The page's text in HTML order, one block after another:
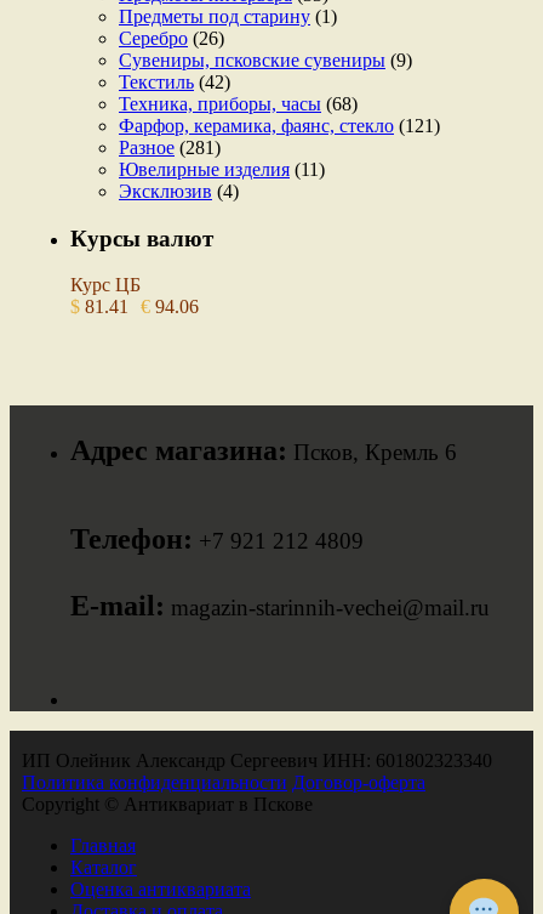
Предметы под старину (1)
Серебро (26)
Сувениры, псковские сувениры (9)
Текстиль (42)
Техника, приборы, часы (68)
Фарфор, керамика, фаянс, стекло (121)
Разное (281)
Ювелирные изделия (11)
Эксклюзив (4)
Курсы валют
Курс ЦБ
$ 81.41 € 94.06
Адрес магазина: Псков, Кремль 6
Телефон: +7 921 212 4809
E-mail: magazin-starinnih-vechei@mail.ru
ИП Олейник Александр Сергеевич ИНН: 601802323340
Политика конфиденциальности Договор-оферта
Copyright © Антиквариат в Пскове
Главная
Каталог
Оценка антиквариата